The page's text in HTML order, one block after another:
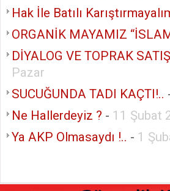
Hak İle Batılı
ORGANİK MAYAMIZ
DİYALOG VE TOPRAK
Pazar
SUCUĞUNDA TADI KAÇTI!..
Ne Hallerdeyiz ? - 11 Şubat
Ya AKP Olmasaydı !.. - 1